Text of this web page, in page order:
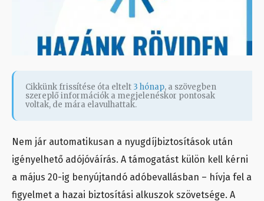
Cikkünk frissítése óta eltelt 3 hónap, a szövegben
szereplő információk a megjelenéskor pontosak
voltak, de mára elavulhattak.
Nem jár automatikusan a nyugdíjbiztosítások után
igényelhető adójóváírás. A támogatást külön kell kérni
a május 20-ig benyújtandó adóbevallásban – hívja fel a
figyelmet a hazai biztosítási alkuszok szövetsége. A